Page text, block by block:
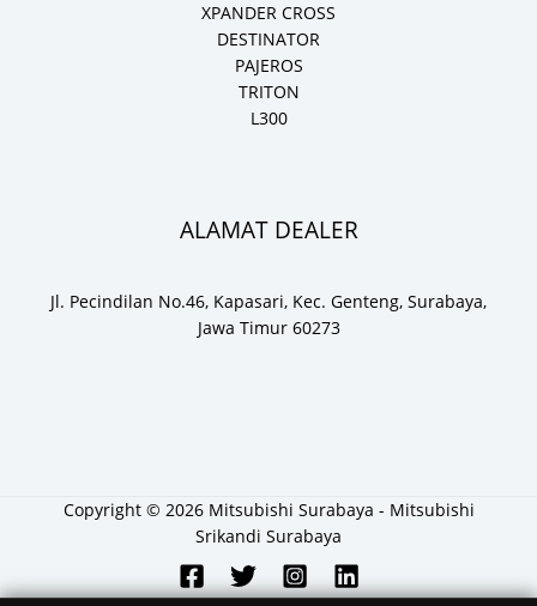
XPANDER CROSS
DESTINATOR
PAJEROS
TRITON
L300
ALAMAT DEALER
Jl. Pecindilan No.46, Kapasari, Kec. Genteng, Surabaya,
Jawa Timur 60273
Copyright © 2026 Mitsubishi Surabaya - Mitsubishi
Srikandi Surabaya